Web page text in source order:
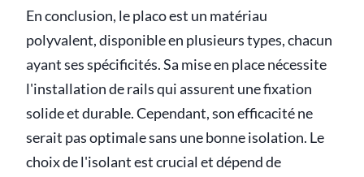
En conclusion, le placo est un matériau
polyvalent, disponible en plusieurs types, chacun
ayant ses spécificités. Sa mise en place nécessite
l'installation de rails qui assurent une fixation
solide et durable. Cependant, son efficacité ne
serait pas optimale sans une bonne isolation. Le
choix de l'isolant est crucial et dépend de